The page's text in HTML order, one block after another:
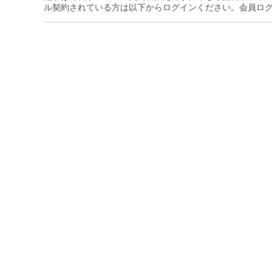
ル契約されている方は以下からログインください。会員ロ